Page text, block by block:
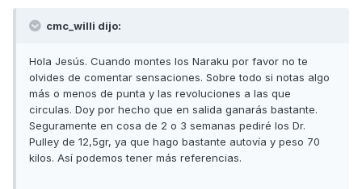
cmc_willi dijo:
Hola Jesús. Cuando montes los Naraku por favor no te
olvides de comentar sensaciones. Sobre todo si notas algo
más o menos de punta y las revoluciones a las que
circulas. Doy por hecho que en salida ganarás bastante.
Seguramente en cosa de 2 o 3 semanas pediré los Dr.
Pulley de 12,5gr, ya que hago bastante autovía y peso 70
kilos. Así podemos tener más referencias.